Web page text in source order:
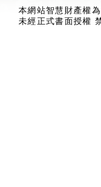
本網站智慧財產權
未經正式書面授權